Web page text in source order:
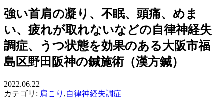
強い首肩の凝り、不眠、頭痛、めま
い、疲れが取れないなどの自律神経失
調症、うつ状態を効果のある大阪市福
島区野田阪神の鍼施術（漢方鍼）
2022.06.22
カテゴリ: 肩こり ,自律神経失調症